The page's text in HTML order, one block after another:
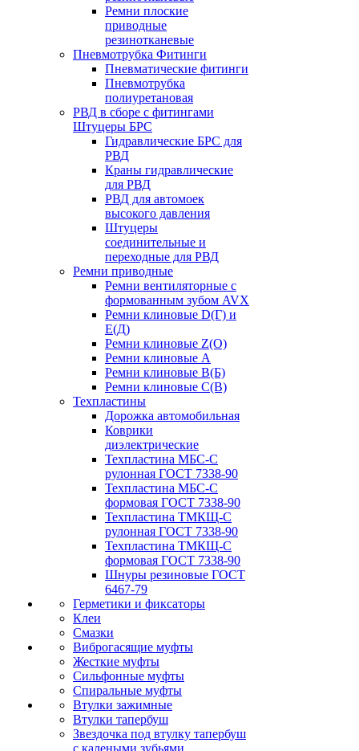
Ремни плоские
приводные
резинотканевые
Пневмотрубка Фитинги
Пневматические фитинги
Пневмотрубка
полиуретановая
РВД в сборе с фитингами
Штуцеры БРС
Гидравлические БРС для
РВД
Краны гидравлические
для РВД
РВД для автомоек
высокого давления
Штуцеры
соединительные и
переходные для РВД
Ремни приводные
Ремни вентиляторные с
формованным зубом AVX
Ремни клиновые D(Г) и
Е(Д)
Ремни клиновые Z(О)
Ремни клиновые А
Ремни клиновые В(Б)
Ремни клиновые С(В)
Техпластины
Дорожка автомобильная
Коврики
диэлектрические
Техпластина МБС-С
рулонная ГОСТ 7338-90
Техпластина МБС-С
формовая ГОСТ 7338-90
Техпластина ТМКЩ-С
рулонная ГОСТ 7338-90
Техпластина ТМКЩ-С
формовая ГОСТ 7338-90
Шнуры резиновые ГОСТ
6467-79
Герметики и фиксаторы
Клеи
Смазки
Виброгасящие муфты
Жесткие муфты
Сильфонные муфты
Спиральные муфты
Втулки зажимные
Втулки тапербуш
Звездочка под втулку тапербуш
c калеными зубьями